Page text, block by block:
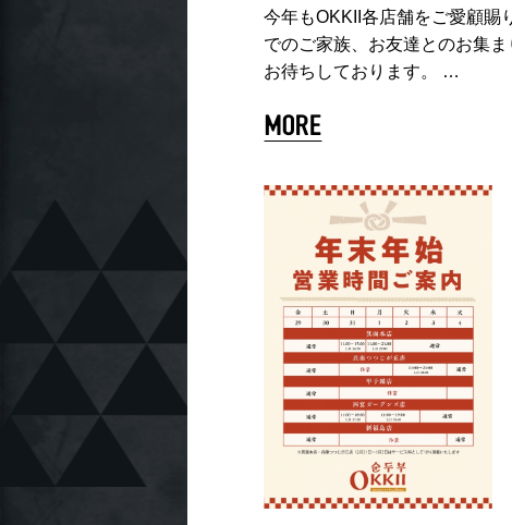
今年もOKKII各店舗をご愛顧賜
でのご家族、お友達とのお集
お待ちしております。 …